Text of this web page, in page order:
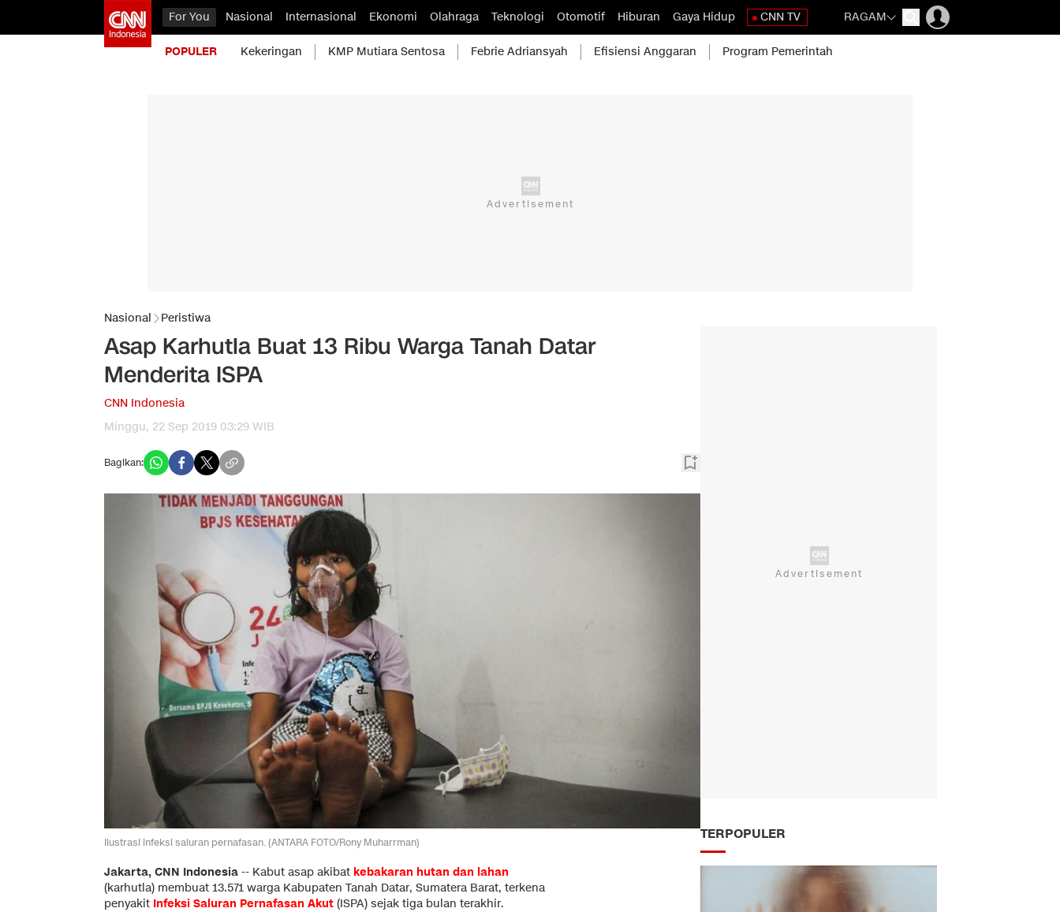
For You Nasional Internasional Ekonomi Olahraga Teknologi Otomotif Hiburan Gaya Hidup CNN TV RAGAM
POPULER Kekeringan KMP Mutiara Sentosa Febrie Adriansyah Efisiensi Anggaran Program Pemerintah
Nasional Peristiwa
Asap Karhutla Buat 13 Ribu Warga Tanah Datar
Menderita ISPA
CNN Indonesia
Minggu, 22 Sep 2019 03:29 WIB
Bagikan:
Ilustrasi infeksi saluran pernafasan. (ANTARA FOTO/Rony Muharrman)
Jakarta, CNN Indonesia -- Kabut asap akibat kebakaran hutan dan lahan
(karhutla) membuat 13.571 warga Kabupaten Tanah Datar, Sumatera Barat, terkena
penyakit Infeksi Saluran Pernafasan Akut (ISPA) sejak tiga bulan terakhir.
TERPOPULER